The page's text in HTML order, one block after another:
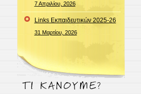
7 Απριλίου, 2026
Links Εκπαιδευτικών 2025-26
31 Μαρτίου, 2026